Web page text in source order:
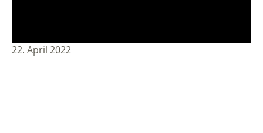
22. April 2022